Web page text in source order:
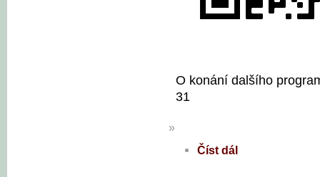
O konání dalšího
31
»
Číst dál